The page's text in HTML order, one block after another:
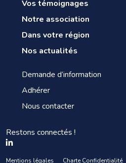
Vos témoignages
Notre association
Dans votre région
Nos actualités
Demande d’information
Adhérer
Nous contacter
Restons connectés !
Mentions légales Charte Confidentialité